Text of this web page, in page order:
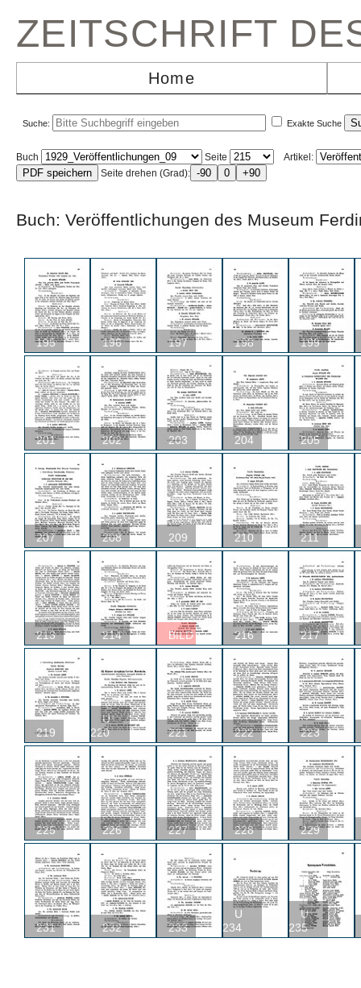
ZEITSCHRIFT
Home
Suche: Exakte Suche
Buch Seite
Artikel:
Seite drehen (Grad):
Buch: Veröffentlichungen des Museum
195 196 197 198 199
201 202 203 204 205
207 208 209 210 211
213 214 BILD 216 217
219
U
220
221 222 223
225 226 227 228 229
231 232 233
U
234
U
235